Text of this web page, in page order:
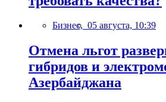
Бизнес, 05 августа, 10:39
Отмена льгот
гибридов и
Азербайджана